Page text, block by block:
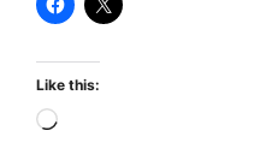
Like this:
Loading…